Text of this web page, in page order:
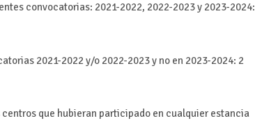
convocatorias: 2021-2022, 2022-2023 y 2023-2024:
2021-2022 y/o 2022-2023 y no en 2023-2024: 2
que hubieran participado en cualquier estancia